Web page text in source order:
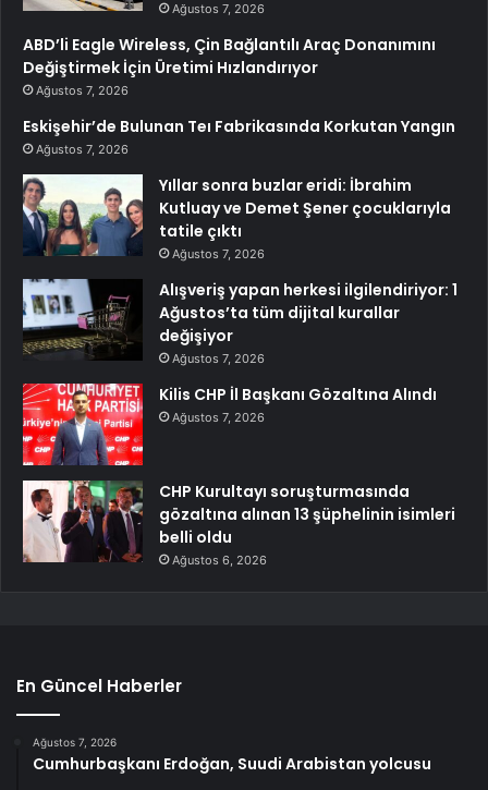
Ağustos 7, 2026
ABD’li Eagle Wireless, Çin Bağlantılı Araç Donanımını
Değiştirmek İçin Üretimi Hızlandırıyor
Ağustos 7, 2026
Eskişehir’de Bulunan Teı Fabrikasında Korkutan Yangın
Ağustos 7, 2026
Yıllar sonra buzlar eridi: İbrahim
Kutluay ve Demet Şener çocuklarıyla
tatile çıktı
Ağustos 7, 2026
Alışveriş yapan herkesi ilgilendiriyor: 1
Ağustos’ta tüm dijital kurallar
değişiyor
Ağustos 7, 2026
Kilis CHP İl Başkanı Gözaltına Alındı
Ağustos 7, 2026
CHP Kurultayı soruşturmasında
gözaltına alınan 13 şüphelinin isimleri
belli oldu
Ağustos 6, 2026
En Güncel Haberler
Ağustos 7, 2026
Cumhurbaşkanı Erdoğan, Suudi Arabistan yolcusu